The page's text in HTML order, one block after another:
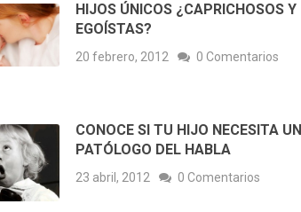
HIJOS ÚNICOS ¿CAPRICHOSOS Y
EGOÍSTAS?
20 febrero, 2012 0 Comentarios
CONOCE SI TU HIJO NECESITA UN
PATÓLOGO DEL HABLA
23 abril, 2012 0 Comentarios